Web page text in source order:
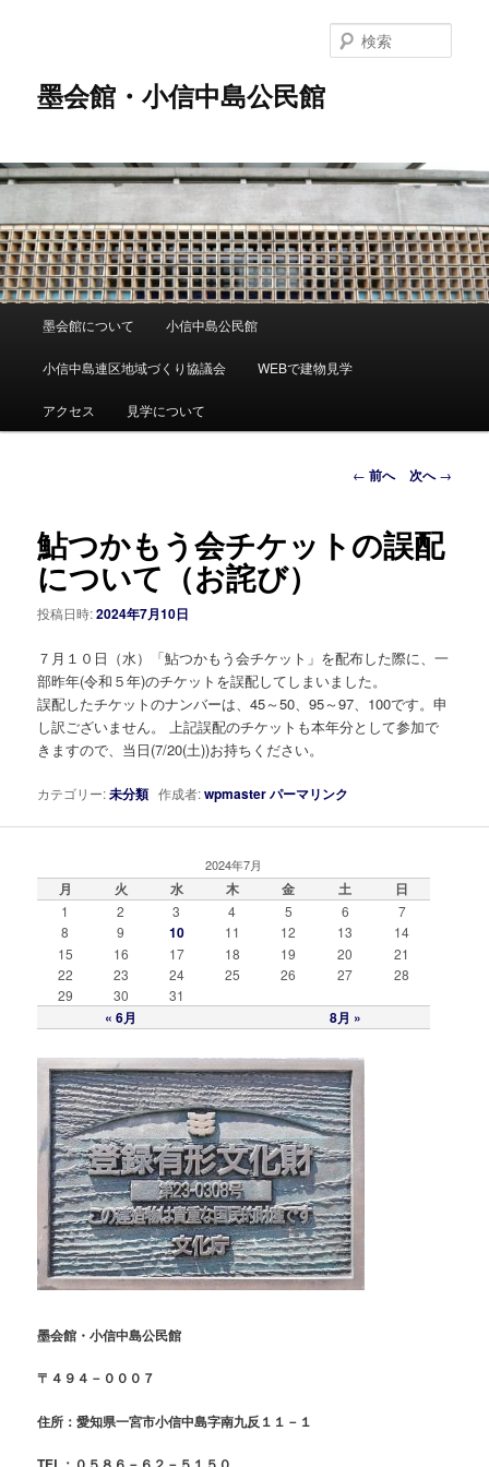
ツ
移
動
墨会館・小信中島公民館
索
ュ
墨会館について 小信中島公民館
小信中島連区地域づくり協議会 WEBで建物見学
アクセス 見学について
投
ビ
ゲ
ン
← 前へ 次へ→
鮎つかもう会チケットの誤配
について（お詫び）
投稿日時:2024年7月10日
７月１０日（水）「鮎つかもう会チケット」を配布した際に、一
部昨年(令和５年)のチケットを誤配してしまいました。
誤配したチケットのナンバーは、45～50、95～97、100です。申
し訳ございません。 上記誤配のチケットも本年分として参加で
きますので、当日(7/20(土))お持ちください。
カテゴリー:未分類 作成者:wpmasterパーマリンク
2024年7月
月 火 水 木 金 土 日
« 6月 8月 »
1 2 3 4 5 6
7
8
9 10 11 12 13
14
15
16 17 18 19 20
21
22
23 24 25 26 27
28
29
30 31
墨会館・小信中島公民館
〒４９４－０００７
住所：愛知県一宮市小信中島字南九反１１－１